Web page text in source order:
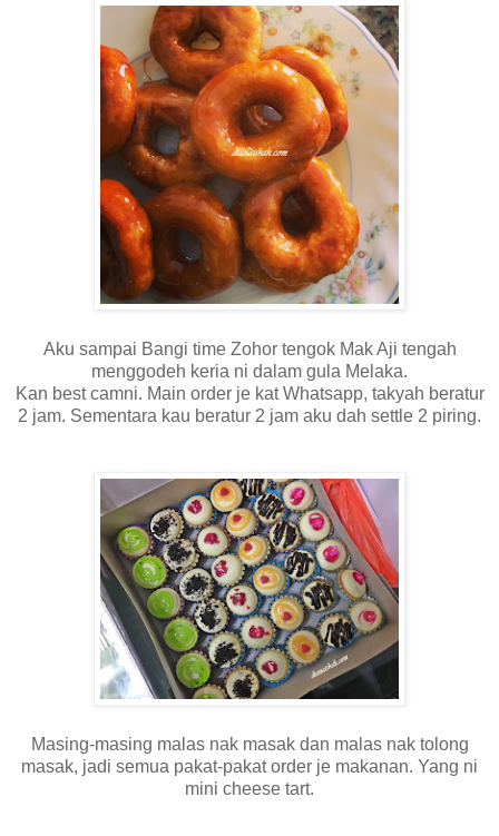
Aku sampai Bangi time Zohor tengok Mak Aji tengah
menggodeh keria ni dalam gula Melaka.
Kan best camni. Main order je kat Whatsapp, takyah beratur
2 jam. Sementara kau beratur 2 jam aku dah settle 2 piring.
Masing-masing malas nak masak dan malas nak tolong
masak, jadi semua pakat-pakat order je makanan. Yang ni
mini cheese tart.